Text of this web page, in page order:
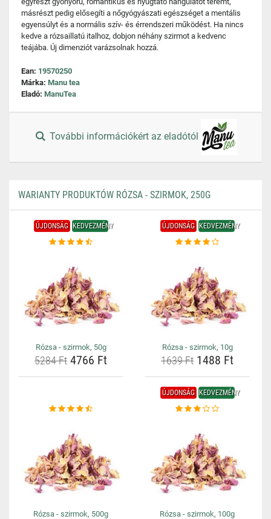
másrészt pedig elősegíti a nőgyógyászati egészséget a mentális
egyensúlyt és a normális szív- és érrendszeri működést. Ha nincs
kedve a rózsaillatú italhoz, dobjon néhány szirmot a kedvenc
teájába. Új dimenziót varázsolnak hozzá.
Ean: 19570250
Márka: Manu tea
Eladó: ManuTea
További információkért az eladótól
WARIANTY PRODUKTÓW RÓZSA - SZIRMOK, 250G
ÚJDONSÁG KEDVEZMÉNY
Rózsa - szirmok, 50g
5284 Ft 4766 Ft
ÚJDONSÁG KEDVEZMÉNY
Rózsa - szirmok, 10g
1639 Ft 1488 Ft
Rózsa - szirmok, 500g
ÚJDONSÁG KEDVEZMÉNY
Rózsa - szirmok, 100g